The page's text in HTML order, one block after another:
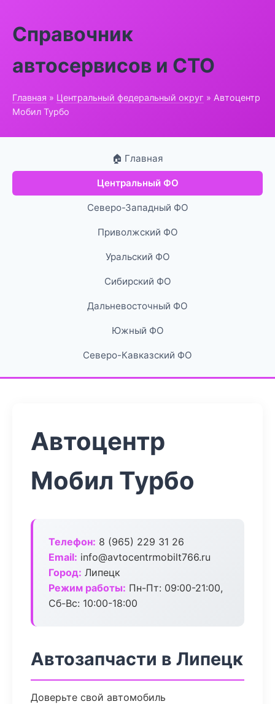
Справочник
автосервисов и СТО
Главная » Центральный федеральный округ » Автоцентр
Мобил Турбо
🏠 Главная
Центральный ФО
Северо-Западный ФО
Приволжский ФО
Уральский ФО
Сибирский ФО
Дальневосточный ФО
Южный ФО
Северо-Кавказский ФО
Автоцентр
Мобил Турбо
Телефон: 8 (965) 229 31 26
Email: info@avtocentrmobilt766.ru
Город: Липецк
Режим работы: Пн-Пт: 09:00-21:00,
Сб-Вс: 10:00-18:00
Автозапчасти в Липецк
Доверьте свой автомобиль